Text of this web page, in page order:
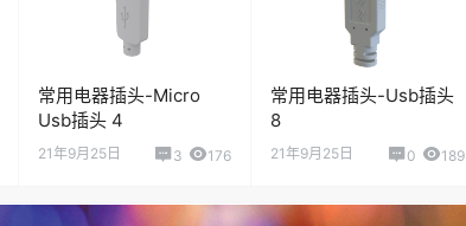
常用电器插头-Micro
Usb插头 4
21年9月25日 3 176
常用电器插头-Usb插头
8
21年9月25日 0 189